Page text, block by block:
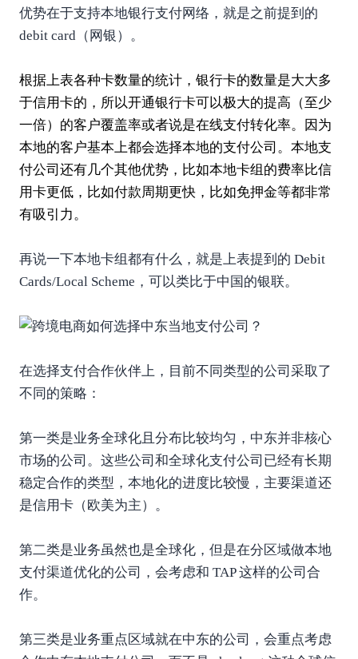
优势在于支持本地银行支付网络，就是之前提到的
debit card（网银）。
根据上表各种卡数量的统计，银行卡的数量是大大多
于信用卡的，所以开通银行卡可以极大的提高（至少
一倍）的客户覆盖率或者说是在线支付转化率。因为
本地的客户基本上都会选择本地的支付公司。本地支
付公司还有几个其他优势，比如本地卡组的费率比信
用卡更低，比如付款周期更快，比如免押金等都非常
有吸引力。
再说一下本地卡组都有什么，就是上表提到的 Debit
Cards/Local Scheme，可以类比于中国的银联。
在选择支付合作伙伴上，目前不同类型的公司采取了
不同的策略：
第一类是业务全球化且分布比较均匀，中东并非核心
市场的公司。这些公司和全球化支付公司已经有长期
稳定合作的类型，本地化的进度比较慢，主要渠道还
是信用卡（欧美为主）。
第二类是业务虽然也是全球化，但是在分区域做本地
支付渠道优化的公司，会考虑和 TAP 这样的公司合
作。
第三类是业务重点区域就在中东的公司，会重点考虑